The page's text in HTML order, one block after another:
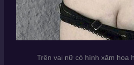
Trên vai nữ có hình xăm hoa